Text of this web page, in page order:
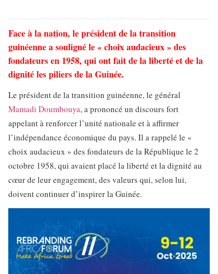
Face à la nation, le président de la transition
guinéenne a souligné le « choix audacieux » des
fondateurs en 1958, qui ont fait de la liberté et de la
dignité les piliers de la Guinée.
Le président de la transition guinéenne, le général
Mamadi Doumbouya, a prononcé un discours fort
appelant à renforcer l’unité nationale et à affirmer
l’indépendance économique du pays. Il a rappelé le «
choix audacieux » des fondateurs de la République le 2
octobre 1958, qui avaient placé la liberté et la dignité au
cœur de leur engagement, des valeurs qui, selon lui,
doivent continuer d’inspirer la Guinée.